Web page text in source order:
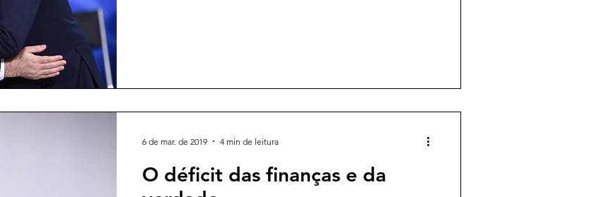
O déficit das finanças e da
6 de mar. de 2019 4 min de leitura